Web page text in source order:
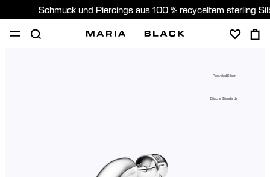
Schmuck und Piercings aus 100 % recyceltem sterling
Recycled Silber
Etische Standards